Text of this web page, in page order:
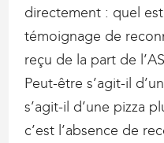
directement : quel
témoignage de
reçu de la part de
Peut-être s’agit-il
s’agit-il d’une pizza
c’est l’absence de